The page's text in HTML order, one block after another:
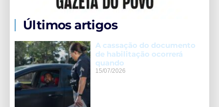
Últimos artigos
A cassação do documento
de habilitação ocorrerá
quando
15/07/2026